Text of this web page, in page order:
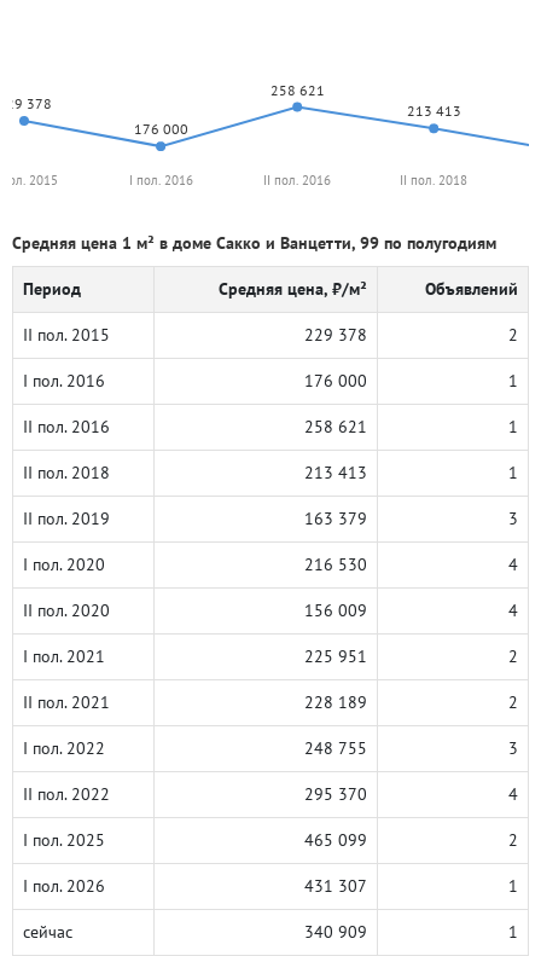
378
176 000
258 621
213 413
2015 I пол. 2016 II пол. 2016 II пол. 2018
Средняя цена 1 м² в доме Сакко и Ванцетти, 99 по полугодиям
Период Средняя цена, ₽/м² Объявлений
II пол. 2015 229 378 2
I пол. 2016 176 000 1
II пол. 2016 258 621 1
II пол. 2018 213 413 1
II пол. 2019 163 379 3
I пол. 2020 216 530 4
II пол. 2020 156 009 4
I пол. 2021 225 951 2
II пол. 2021 228 189 2
I пол. 2022 248 755 3
II пол. 2022 295 370 4
I пол. 2025 465 099 2
I пол. 2026 431 307 1
сейчас 340 909 1